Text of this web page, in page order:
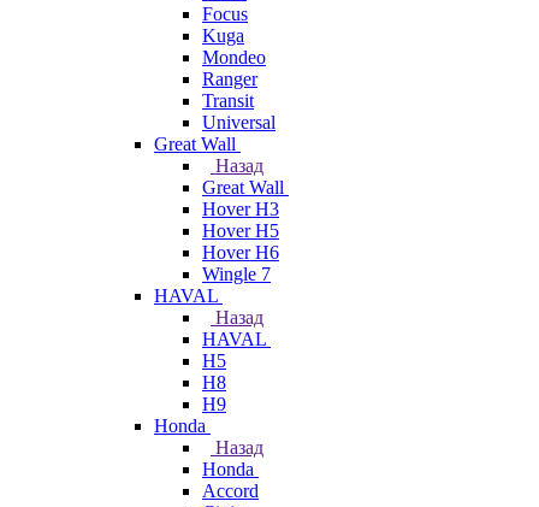
Focus
Kuga
Mondeo
Ranger
Transit
Universal
Great Wall
Назад
Great Wall
Hover H3
Hover H5
Hover H6
Wingle 7
HAVAL
Назад
HAVAL
H5
H8
H9
Honda
Назад
Honda
Accord